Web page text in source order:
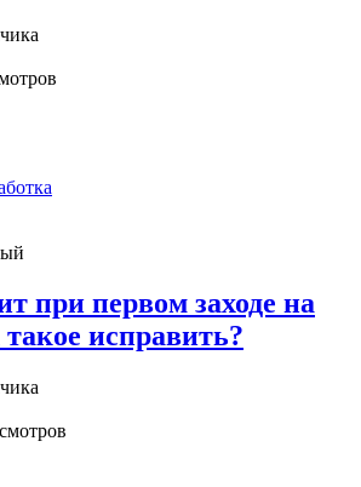
при первом заходе на
исправить?